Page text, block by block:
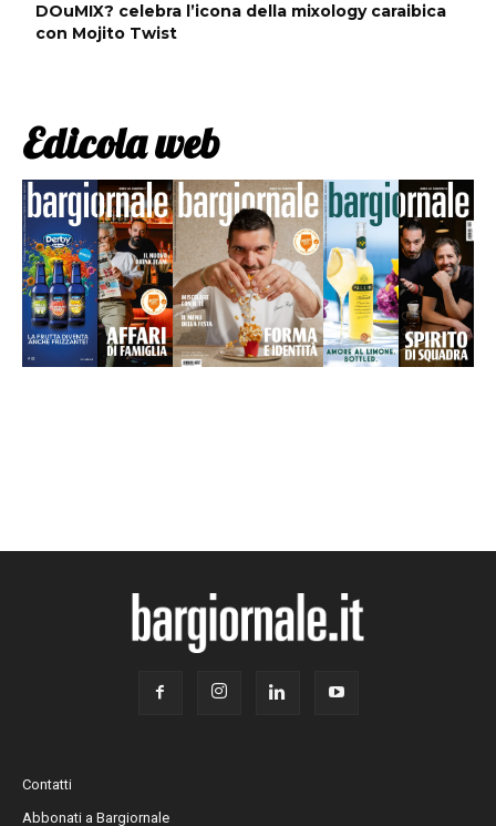
DOuMIX? celebra l’icona della mixology caraibica
con Mojito Twist
Edicola web
Contatti
Abbonati a Bargiornale